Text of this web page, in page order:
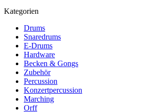
Kategorien
Drums
Snaredrums
E-Drums
Hardware
Becken & Gongs
Zubehör
Percussion
Konzertpercussion
Marching
Orff